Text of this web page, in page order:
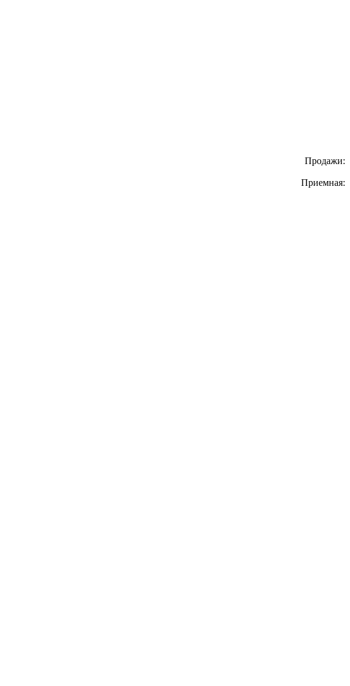
Продажи:
Приемная: